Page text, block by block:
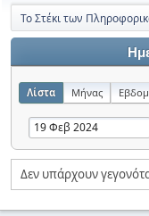
Το Στέκι των
Λίστα Μήνας
Δεν υπάρχουν